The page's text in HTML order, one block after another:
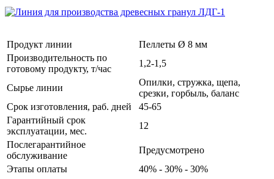
Продукт линии
Пеллеты Ø 8 мм
Производительность по
готовому продукту, т/час
1,2-1,5
Сырье линии
Опилки, стружка, щепа,
срезки, горбыль, баланс
Срок изготовления, раб. дней
45-65
Гарантийный срок
эксплуатации, мес.
12
Послегарантийное
обслуживание
Предусмотрено
Этапы оплаты
40% - 30% - 30%